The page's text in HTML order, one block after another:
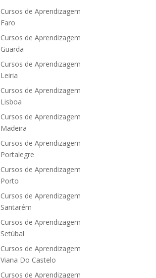
Cursos de Aprendizagem
Faro
Cursos de Aprendizagem
Guarda
Cursos de Aprendizagem
Leiria
Cursos de Aprendizagem
Lisboa
Cursos de Aprendizagem
Madeira
Cursos de Aprendizagem
Portalegre
Cursos de Aprendizagem
Porto
Cursos de Aprendizagem
Santarém
Cursos de Aprendizagem
Setúbal
Cursos de Aprendizagem
Viana Do Castelo
Cursos de Aprendizagem